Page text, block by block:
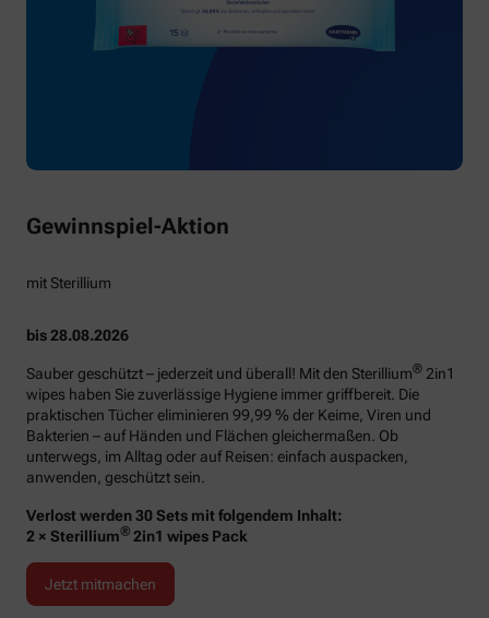
Gewinnspiel-Aktion
mit Sterillium
bis 28.08.2026
Sauber geschützt – jederzeit und überall! Mit den Sterillium® 2in1
wipes haben Sie zuverlässige Hygiene immer griffbereit. Die
praktischen Tücher eliminieren 99,99 % der Keime, Viren und
Bakterien – auf Händen und Flächen gleichermaßen. Ob
unterwegs, im Alltag oder auf Reisen: einfach auspacken,
anwenden, geschützt sein.
Verlost werden 30 Sets mit folgendem Inhalt:
2 × Sterillium® 2in1 wipes Pack
Jetzt mitmachen